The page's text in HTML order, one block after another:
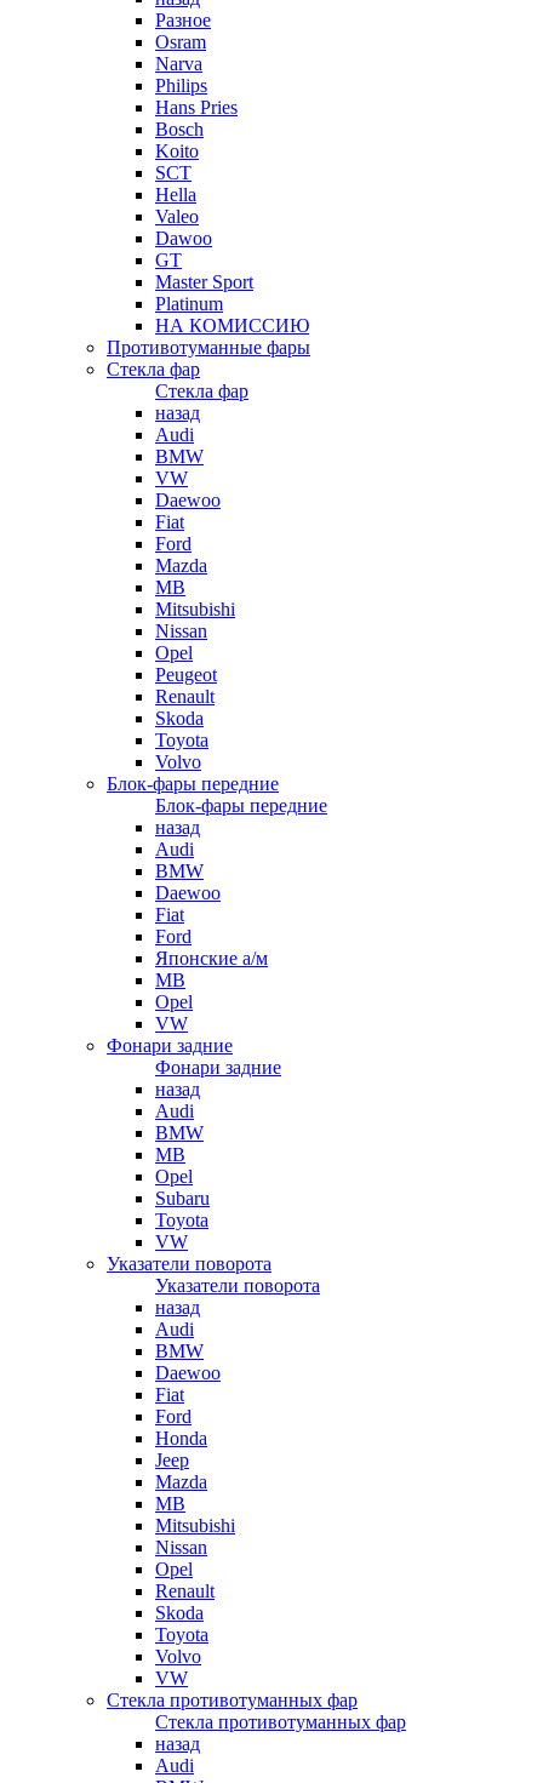
Разное
Osram
Narva
Philips
Hans Pries
Bosch
Koito
SCT
Hella
Valeo
Dawoo
GT
Master Sport
Platinum
НА КОМИССИЮ
Противотуманные фары
Стекла фар
Стекла фар
назад
Audi
BMW
VW
Daewoo
Fiat
Ford
Mazda
MB
Mitsubishi
Nissan
Opel
Peugeot
Renault
Skoda
Toyota
Volvo
Блок-фары передние
Блок-фары передние
назад
Audi
BMW
Daewoo
Fiat
Ford
Японские а/м
MB
Opel
VW
Фонари задние
Фонари задние
назад
Audi
BMW
MB
Opel
Subaru
Toyota
VW
Указатели поворота
Указатели поворота
назад
Audi
BMW
Daewoo
Fiat
Ford
Honda
Jeep
Mazda
MB
Mitsubishi
Nissan
Opel
Renault
Skoda
Toyota
Volvo
VW
Стекла противотуманных фар
Стекла противотуманных фар
назад
Audi